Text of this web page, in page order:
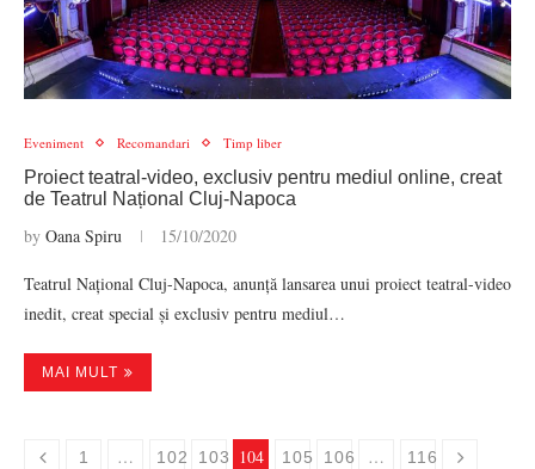
Eveniment Recomandari Timp liber
Proiect teatral-video, exclusiv pentru mediul online, creat
de Teatrul Național Cluj-Napoca
by Oana Spiru 15/10/2020
Teatrul Național Cluj-Napoca, anunță lansarea unui proiect teatral-video
inedit, creat special și exclusiv pentru mediul…
MAI MULT
1 … 102 103 104 105 106 … 116